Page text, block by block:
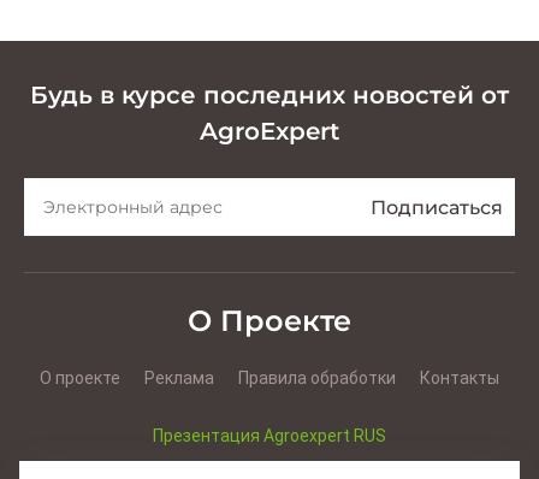
Будь в курсе последних новостей от
AgroExpert
О Проекте
О проекте Реклама Правила обработки Контакты
Презентация Agroexpert RUS